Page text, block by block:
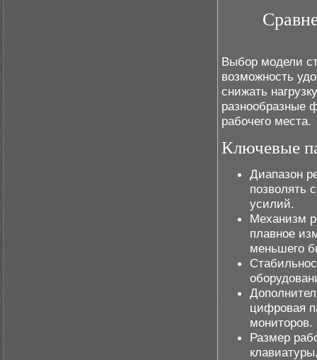
Выбор модели
возможность
снижать
разнообразные
рабочего места.
Ключевые
Диапазон
позволять
усилий.
Механизм
плавное
меньшего
цифровая
мониторов.
Размер